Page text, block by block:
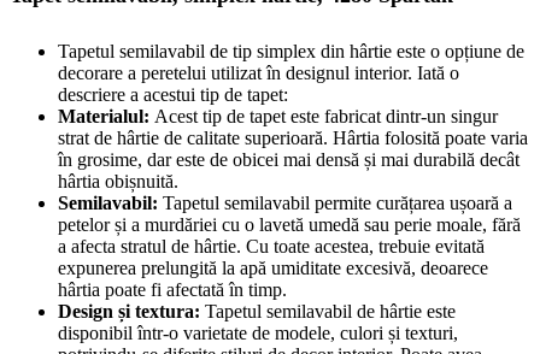
Tapetul semilavabil de tip simplex din hârtie este o opțiune de
decorare a peretelui utilizat în designul interior. Iată o
descriere a acestui tip de tapet:
Materialul: Acest tip de tapet este fabricat dintr-un singur
strat de hârtie de calitate superioară. Hârtia folosită poate varia
în grosime, dar este de obicei mai densă și mai durabilă decât
hârtia obișnuită.
Semilavabil: Tapetul semilavabil permite curățarea ușoară a
petelor și a murdăriei cu o lavetă umedă sau perie moale, fără
a afecta stratul de hârtie. Cu toate acestea, trebuie evitată
expunerea prelungită la apă umiditate excesivă, deoarece
hârtia poate fi afectată în timp.
Design și textura: Tapetul semilavabil de hârtie este
disponibil într-o varietate de modele, culori și texturi,